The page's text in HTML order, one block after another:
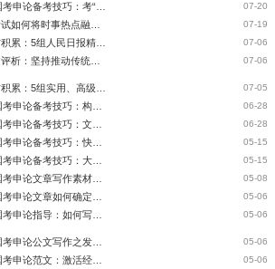
07-20
07-19
07-06
07-06
07-05
06-28
06-28
05-15
05-15
05-08
05-06
05-06
05-06
05-06